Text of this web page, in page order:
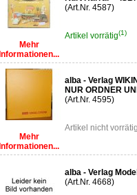
Mehr
Informationen...
(Art.Nr. 4587)
Artikel vorrätig(1)
Mehr
Informationen...
alba - Verlag
NUR ORDNER
(Art.Nr. 4595)
Artikel nicht
alba - Verlag
(Art.Nr. 4668)